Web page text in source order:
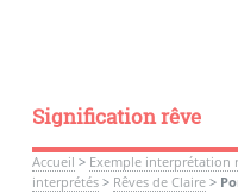
Signification rêve
Accueil > Exemple interprétation
interprétés> Rêves de Claire>